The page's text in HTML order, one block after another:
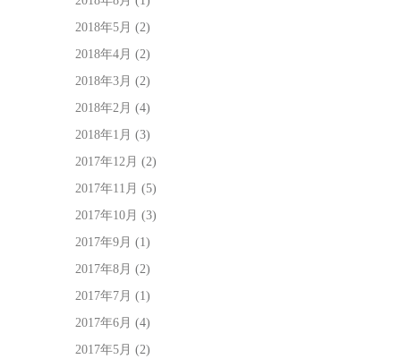
2018年5月 (2)
2018年4月 (2)
2018年3月 (2)
2018年2月 (4)
2018年1月 (3)
2017年12月 (2)
2017年11月 (5)
2017年10月 (3)
2017年9月 (1)
2017年8月 (2)
2017年7月 (1)
2017年6月 (4)
2017年5月 (2)